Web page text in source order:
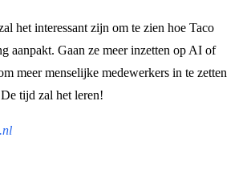
het interessant zijn om te zien hoe Taco
aanpakt. Gaan ze meer inzetten op AI of
meer menselijke medewerkers in te zetten
tijd zal het leren!